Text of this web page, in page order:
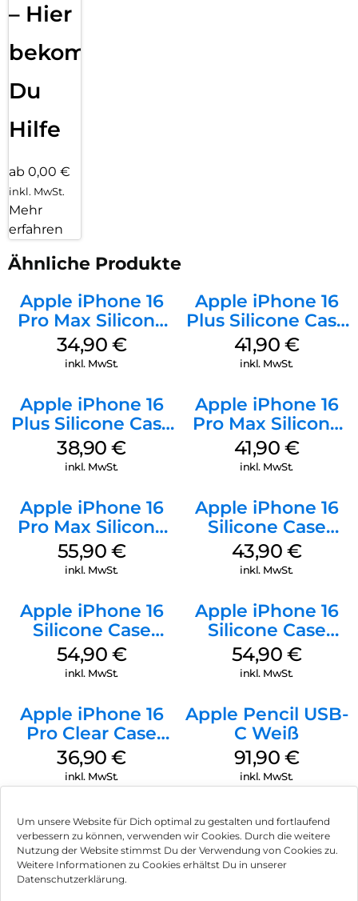
Um unsere Website für Dich optimal zu gestalten und fortlaufend
verbessern zu können, verwenden wir Cookies. Durch die weitere
Nutzung der Website stimmst Du der Verwendung von Cookies zu.
Weitere Informationen zu Cookies erhältst Du in unserer
Datenschutzerklärung.
– Hier
bekommst
Du
Hilfe
ab 0,00 €
inkl. MwSt.
Mehr
erfahren
Ähnliche Produkte
Apple iPhone 16
Pro Max Silicone
Case MagSafe
Denim
34,90 €
inkl. MwSt.
Apple iPhone 16
Plus Silicone Case
MagSafe Stone
Gray
41,90 €
inkl. MwSt.
Apple iPhone 16
Plus Silicone Case
MagSafe Denim
38,90€
inkl. MwSt.
Apple iPhone 16
Pro Max Silicone
Case MagSafe
Ultramarine
41,90 €
inkl. MwSt.
Apple iPhone 16
Pro Max Silicone
Case MagSafe
Stone Gray
55,90 €
inkl. MwSt.
Apple iPhone 16
Silicone Case
MagSafe Plum
43,90 €
inkl. MwSt.
Apple iPhone 16
Silicone Case
MagSafe Lake
Green
54,90 €
inkl. MwSt.
Apple iPhone 16
Silicone Case
MagSafe Black
54,90 €
inkl. MwSt.
Apple iPhone 16
Pro Clear Case
MagSafe
Transparent
36,90€
inkl. MwSt.
Apple Pencil USB-
C Weiß
91,90 €
inkl. MwSt.
Impressum